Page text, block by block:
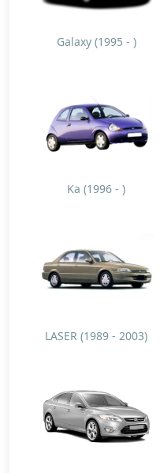
Galaxy (1995 - )
Ka (1996 - )
LASER (1989 - 2003)